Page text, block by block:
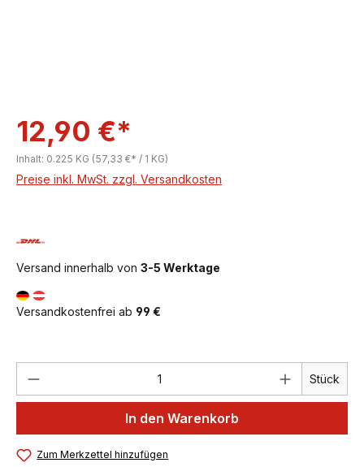
12,90 €*
Inhalt: 0.225 KG (57,33 €* / 1 KG)
Preise inkl. MwSt. zzgl. Versandkosten
Versand innerhalb von 3-5 Werktage
Versandkostenfrei ab 99 €
Produkt Anzahl: Gib den Stück
In den Warenkorb
Zum Merkzettel hinzufügen